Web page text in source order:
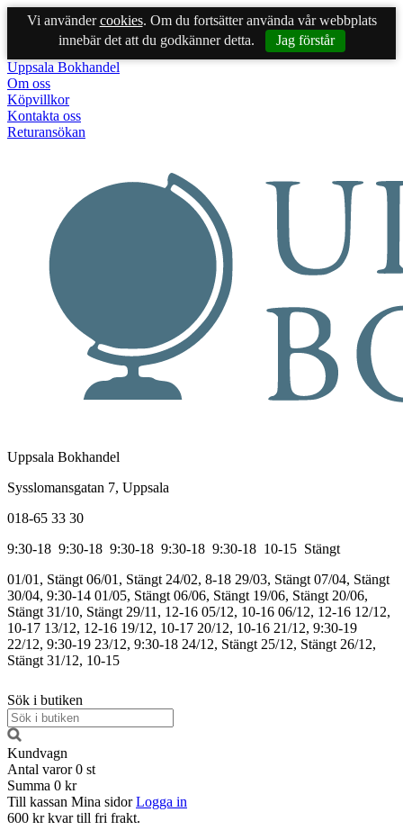
Vi användercookies. Om du fortsätter använda vår webbplats
innebär det att du godkänner detta.
Jag förstår
Uppsala Bokhandel
Om oss
Köpvillkor
Kontakta oss
Returansökan
Uppsala Bokhandel
Sysslomansgatan 7, Uppsala
018-65 33 30
9:30-18 9:30-18 9:30-18 9:30-18 9:30-18 10-15 Stängt
01/01, Stängt 06/01, Stängt 24/02, 8-18 29/03, Stängt 07/04, Stängt
30/04, 9:30-14 01/05, Stängt 06/06, Stängt 19/06, Stängt 20/06,
Stängt 31/10, Stängt 29/11, 12-16 05/12, 10-16 06/12, 12-16 12/12,
10-17 13/12, 12-16 19/12, 10-17 20/12, 10-16 21/12, 9:30-19
22/12, 9:30-19 23/12, 9:30-18 24/12, Stängt 25/12, Stängt 26/12,
Stängt 31/12, 10-15
Sök i butiken
Kundvagn
Antal varor 0 st
Summa 0 kr
Till kassan Mina sidor Logga in
600 kr kvar till fri frakt.